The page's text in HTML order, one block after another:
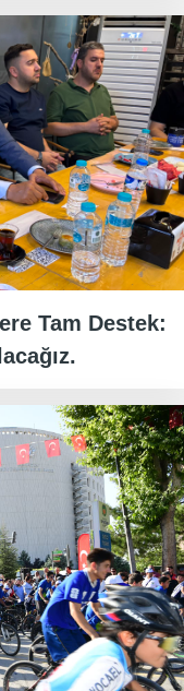
Tam Destek: